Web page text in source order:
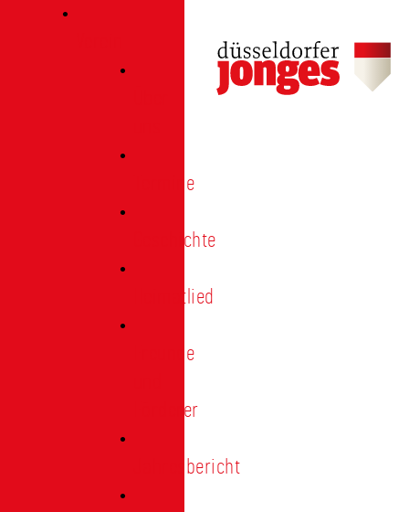
Termine
Geschichte
Heimatlied
Freunde
Förderer
Jahresbericht